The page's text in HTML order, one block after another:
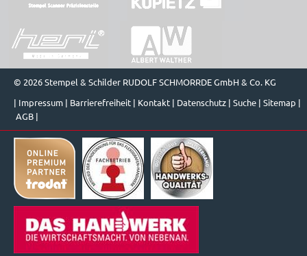
© 2026 Stempel & Schilder RUDOLF SCHMORRDE GmbH & Co. KG
| Impressum | Barrierefreiheit | Kontakt | Datenschutz | Suche | Sitemap |
AGB |